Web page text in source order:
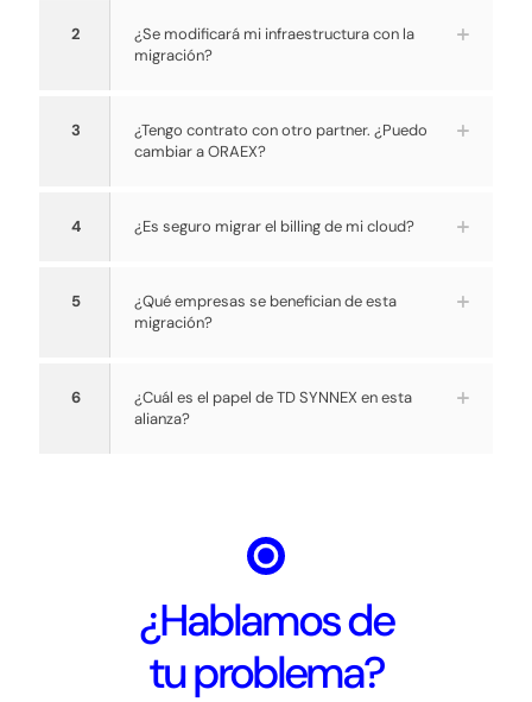
2
¿Se modificará mi infraestructura con la
migración?
3
¿Tengo contrato con otro partner. ¿Puedo
cambiar a ORAEX?
4 ¿Es seguro migrar el billing de mi cloud?
5
¿Qué empresas se benefician de esta
migración?
6
¿Cuál es el papel de TD SYNNEX en esta
alianza?
¿Hablamos de
tu problema?